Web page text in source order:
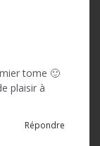
tome 🙂
plaisir à
Répondre